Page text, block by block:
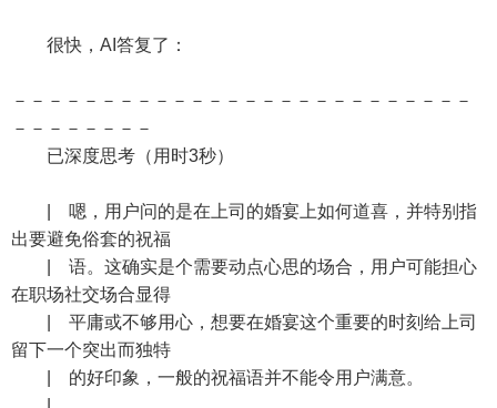
很快，AI答复了：
－－－－－－－－－－－－－－－－－－－－－－－－－－
－－－－－－－－
已深度思考（用时3秒）
| 嗯，用户问的是在上司的婚宴上如何道喜，并特别指
出要避免俗套的祝福
| 语。这确实是个需要动点心思的场合，用户可能担心
在职场社交场合显得
| 平庸或不够用心，想要在婚宴这个重要的时刻给上司
留下一个突出而独特
| 的好印象，一般的祝福语并不能令用户满意。